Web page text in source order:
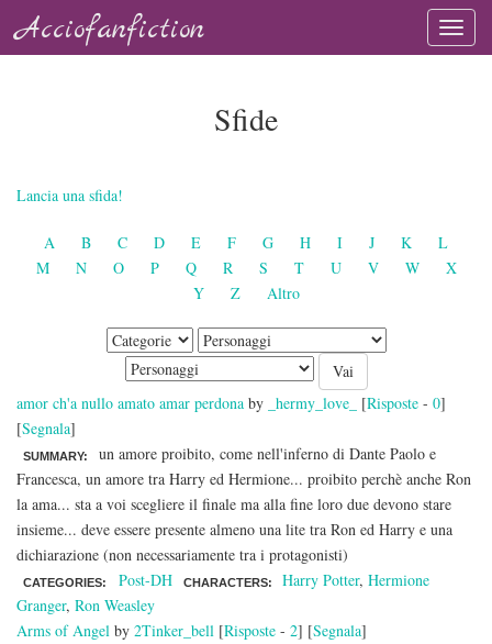
Acciofanfiction
Sfide
Lancia una sfida!
A B C D E F G H I J K
L
M
N O P Q R S T U V W
X
Y
Z Altro
amor ch'a nullo amato amar perdona by _hermy_love_ [Risposte - 0]
[Segnala]
SUMMARY:
un amore proibito, come nell'inferno di Dante Paolo e
Francesca, un amore tra Harry ed Hermione... proibito perchè anche Ron
la ama... sta a voi scegliere il finale ma alla fine loro due devono stare
insieme... deve essere presente almeno una lite tra Ron ed Harry e una
dichiarazione (non necessariamente tra i protagonisti)
CATEGORIES: Post-DH CHARACTERS: Harry Potter,Hermione
Granger, Ron Weasley
Arms of Angel by 2Tinker_bell [Risposte - 2] [Segnala]